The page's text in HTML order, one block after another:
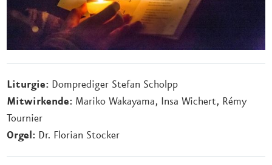
Liturgie: Domprediger Stefan Scholpp
Mitwirkende: Mariko Wakayama, Insa Wichert, Rémy
Tournier
Orgel: Dr. Florian Stocker